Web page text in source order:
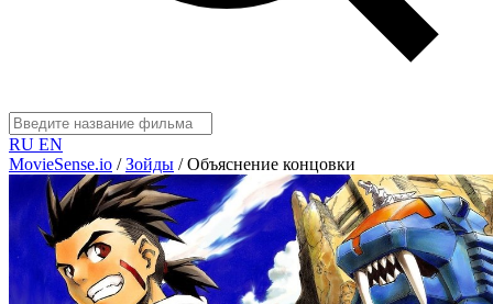
RU EN
MovieSense.io / Зойды / Объяснение концовки